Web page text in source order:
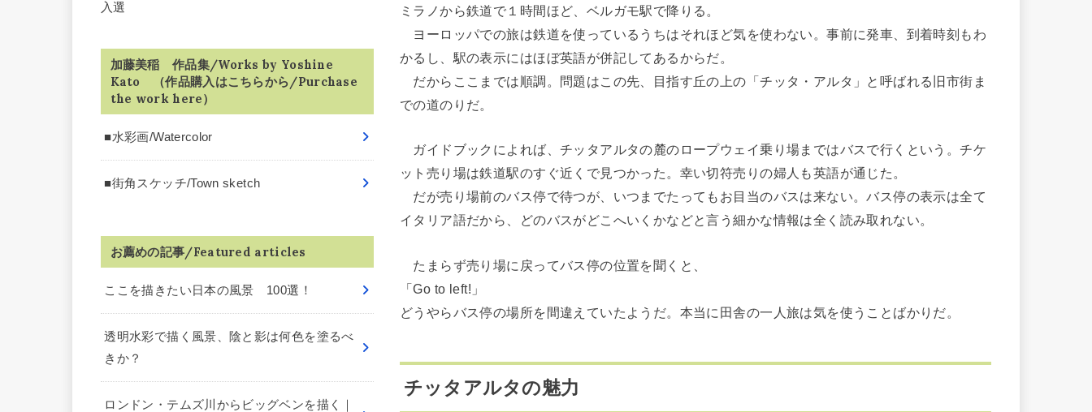
ミラノから鉄道で１時間ほど、ベルガモ駅で降りる。
ヨーロッパでの旅は鉄道を使っているうちはそれほど気を使わない。事前に発車、到着時刻もわ
かるし、駅の表示にはほぼ英語が併記してあるからだ。
だからここまでは順調。問題はこの先、目指す丘の上の「チッタ・アルタ」と呼ばれる旧市街ま
での道のりだ。
ガイドブックによれば、チッタアルタの麓のロープウェイ乗り場まではバスで行くという。チケ
ット売り場は鉄道駅のすぐ近くで見つかった。幸い切符売りの婦人も英語が通じた。
だが売り場前のバス停で待つが、いつまでたってもお目当のバスは来ない。バス停の表示は全て
イタリア語だから、どのバスがどこへいくかなどと言う細かな情報は全く読み取れない。
たまらず売り場に戻ってバス停の位置を聞くと、
「Go to left!」
どうやらバス停の場所を間違えていたようだ。本当に田舎の一人旅は気を使うことばかりだ。
チッタアルタの魅力
入選
加藤美稲 作品集/Works by Yoshine
Kato （作品購入はこちらから/Purchase
the work here）
■水彩画/Watercolor
■街角スケッチ/Town sketch
お薦めの記事/Featured articles
ここを描きたい日本の風景 100選！
透明水彩で描く風景、陰と影は何色を塗るべ
きか？
ロンドン・テムズ川からビッグベンを描く｜